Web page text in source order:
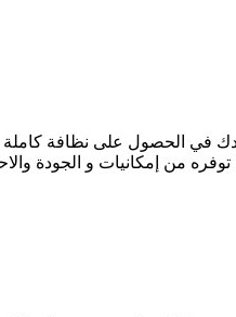
في الحصول على نظافة
توفره من إمكانيات و الجودة